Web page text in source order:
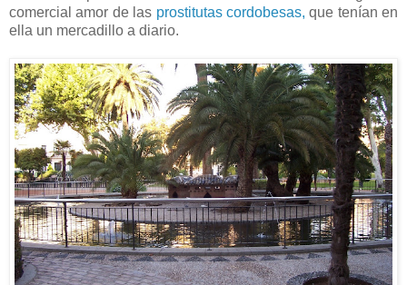
comercial amor de las prostitutas cordobesas, que tenían en
ella un mercadillo a diario.